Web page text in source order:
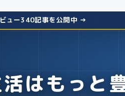
ュー340記事を公開中 →
はもっと